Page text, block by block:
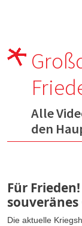
Alle
den
Für
Die aktuelle